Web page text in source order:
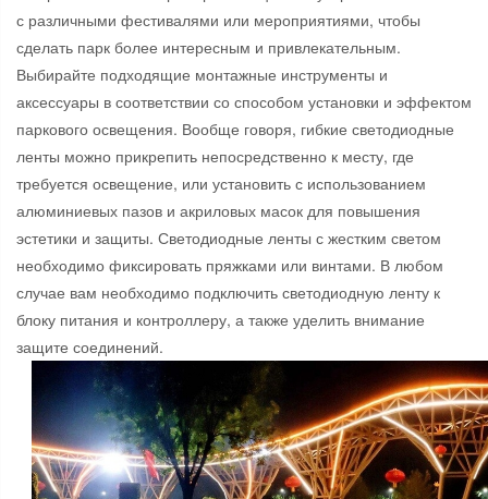
с различными фестивалями или мероприятиями, чтобы
сделать парк более интересным и привлекательным.
Выбирайте подходящие монтажные инструменты и
аксессуары в соответствии со способом установки и эффектом
паркового освещения. Вообще говоря, гибкие светодиодные
ленты можно прикрепить непосредственно к месту, где
требуется освещение, или установить с использованием
алюминиевых пазов и акриловых масок для повышения
эстетики и защиты. Светодиодные ленты с жестким светом
необходимо фиксировать пряжками или винтами. В любом
случае вам необходимо подключить светодиодную ленту к
блоку питания и контроллеру, а также уделить внимание
защите соединений.